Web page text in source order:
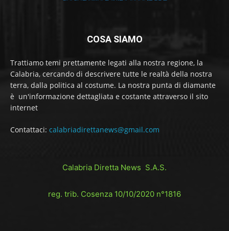
COSA SIAMO
Trattiamo temi prettamente legati alla nostra regione, la
Calabria, cercando di descrivere tutte le realtà della nostra
terra, dalla politica al costume. La nostra punta di diamante
è un'informazione dettagliata e costante attraverso il sito
internet
Contattaci: calabriadirettanews@gmail.com
Calabria Diretta News S.A.S.
reg. trib. Cosenza 10/10/2020 n°1816